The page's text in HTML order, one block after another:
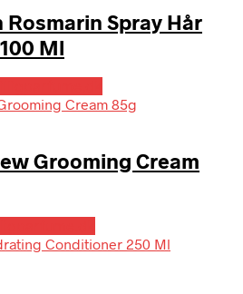
Spray Hår
Ml
Grooming Cream